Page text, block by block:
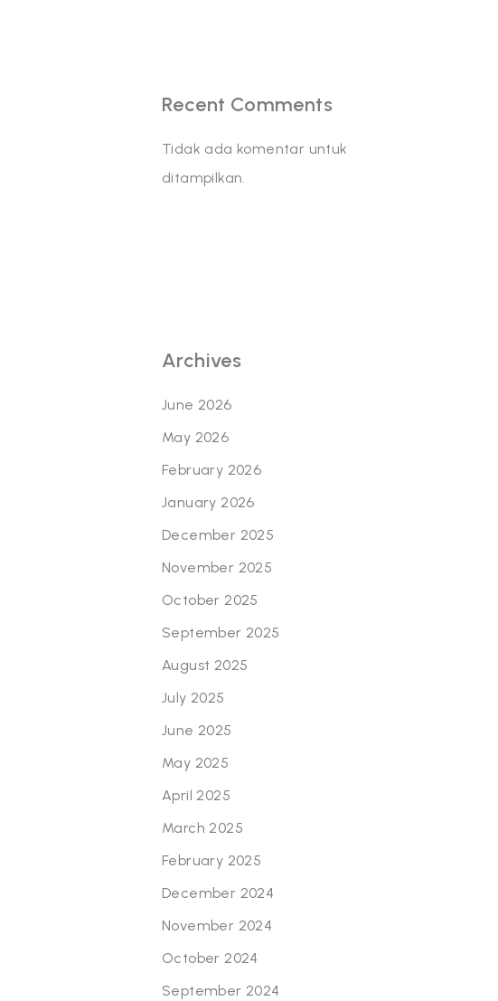
Recent Comments
Tidak ada komentar untuk
ditampilkan.
Archives
June 2026
May 2026
February 2026
January 2026
December 2025
November 2025
October 2025
September 2025
August 2025
July 2025
June 2025
May 2025
April 2025
March 2025
February 2025
December 2024
November 2024
October 2024
September 2024